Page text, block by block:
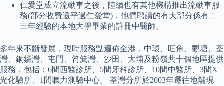
仁愛堂成立流動車之後，陸續也有其他機構推出流動車服
務(部分收費還平過仁愛堂)，他們聘請的有大部分係有二
三年經驗的本地大學畢業的註冊中醫師。
多年來不斷發展，現時服務點遍佈全港，中環、旺角、觀塘、荃
灣、銅鑼灣、屯門、筲箕灣、沙田、大埔及粉嶺共十個地區提供
服務，包括：6間西醫診所、5間牙科診所、10間中醫所、3間X
光化驗所、1間聽力測驗中心。 荃灣分所於2003年遷往地舖現